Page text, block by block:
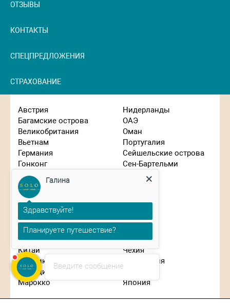
ОТЗЫВЫ
КОНТАКТЫ
СПЕЦПРЕДЛОЖЕНИЯ
СТРАХОВАНИЕ
Австрия
Багамские острова
Великобритания
Вьетнам
Германия
Гонконг
Греция
Израиль
Индонезия
Иордания
Испания
Италия
Кипр
Китай
Маврикий
Мальдивы
Марокко
Нидерланды
ОАЭ
Оман
Португалия
Сейшельские острова
Сен-Бартельми
Сингапур
Танзания
Франция
Чехия
Швейцария
Япония
Введите сообщение
Галина
Здравствуйте!
Планируете путешествие?